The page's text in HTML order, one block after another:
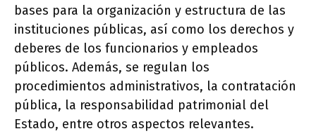
bases para la organización y estructura de las
instituciones públicas, así como los derechos y
deberes de los funcionarios y empleados
públicos. Además, se regulan los
procedimientos administrativos, la contratación
pública, la responsabilidad patrimonial del
Estado, entre otros aspectos relevantes.